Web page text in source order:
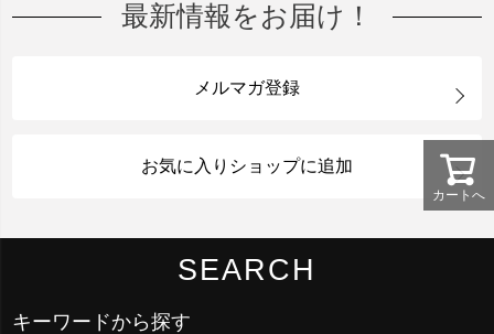
カートへ
最新情報をお届け！
メルマガ登録
お気に入りショップに追加
SEARCH
キーワードから探す